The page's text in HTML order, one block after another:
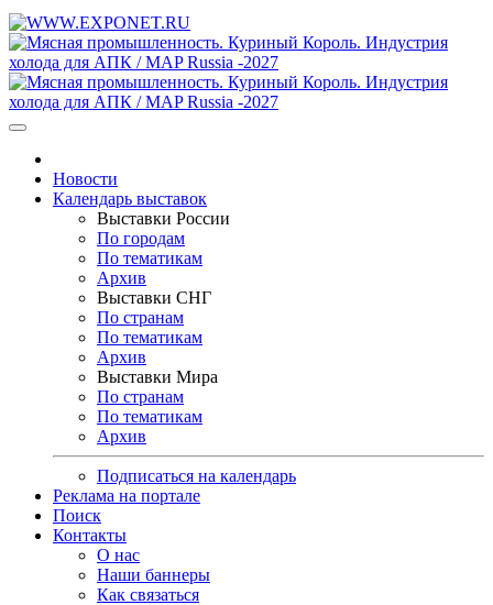
Новости
Календарь выставок
Выставки России
По городам
По тематикам
Архив
Выставки СНГ
По странам
По тематикам
Архив
Выставки Мира
По странам
По тематикам
Архив
Подписаться на календарь
Реклама на портале
Поиск
Контакты
О нас
Наши баннеры
Как связаться